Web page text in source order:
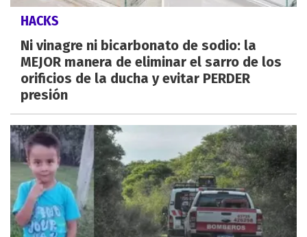
HACKS
Ni vinagre ni bicarbonato de sodio: la
MEJOR manera de eliminar el sarro de los
orificios de la ducha y evitar PERDER
presión